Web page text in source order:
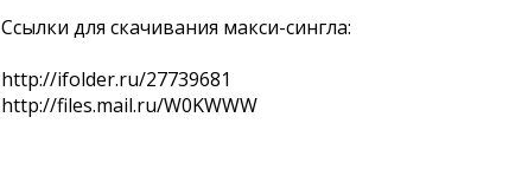
Ссылки для скачивания макси-сингла:
http://ifolder.ru/27739681
http://files.mail.ru/W0KWWW